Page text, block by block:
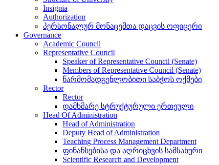
Insignia
Authorization
პერსონალურ მონაცემთა დაცვის ოფიცერი
Governance
Academic Council
Representative Council
Speaker of Representative Council (Senate)
Members of Representative Council (Senate)
წარმომადგენლობითი საბჭოს ოქმები
Rector
Rector
დამხმარე სტრუქტურული ერთეული
Head Of Administration
Head of Administration
Deputy Head of Administration
Teaching Process Management Department
ფინანსებისა და აღრიცხვის სამსახური
Scientific Research and Development